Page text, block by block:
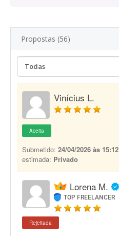
Propostas (56)
Vinícius L.
Aceita
Submetido: 24/04/2026 às 15:12
estimada: Privado
Lorena M.
TOP FREELANCER
Rejeitada